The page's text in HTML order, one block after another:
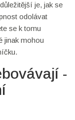
je, jak se
odolávat
se k tomu
jinak mohou
-